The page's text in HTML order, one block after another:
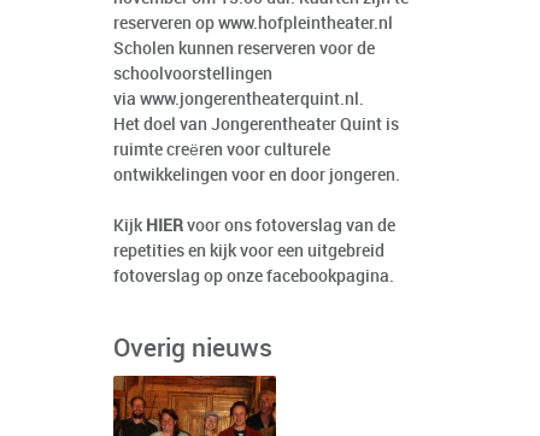
reserveren op www.hofpleintheater.nl
Scholen kunnen reserveren voor de
schoolvoorstellingen
via www.jongerentheaterquint.nl .
Het doel van Jongerentheater Quint is
ruimte creëren voor culturele
ontwikkelingen voor en door jongeren.
Kijk HIER voor ons fotoverslag van de
repetities en kijk voor een uitgebreid
fotoverslag op onze facebookpagina.
Overig nieuws